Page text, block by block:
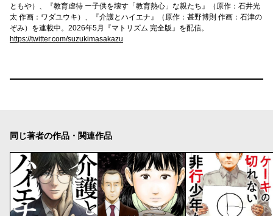
ともや）、『教育虐待 ー子供を壊す「教育熱心」な親たち』（原作：石井光
太 作画：ワダユウキ）、『介護とハイエナ』（原作：甚野博則 作画：石津の
ぞみ）を連載中。2026年5月『マトリズム 完全版』を配信。
https://twitter.com/suzukimasakazu
同じ著者の作品・関連作品